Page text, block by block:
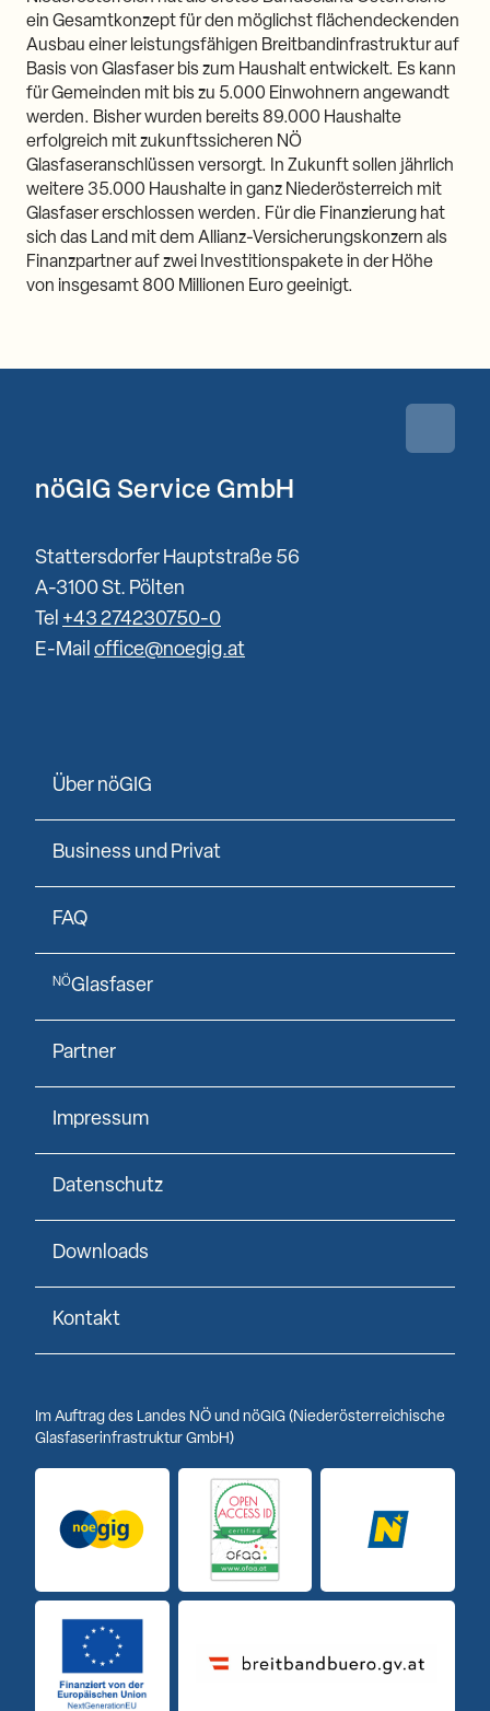
ein Gesamtkonzept für den möglichst flächendeckenden
Ausbau einer leistungsfähigen Breitbandinfrastruktur auf
Basis von Glasfaser bis zum Haushalt entwickelt. Es kann
für Gemeinden mit bis zu 5.000 Einwohnern angewandt
werden. Bisher wurden bereits 89.000 Haushalte
erfolgreich mit zukunftssicheren NÖ
Glasfaseranschlüssen versorgt. In Zukunft sollen jährlich
weitere 35.000 Haushalte in ganz Niederösterreich mit
Glasfaser erschlossen werden. Für die Finanzierung hat
sich das Land mit dem Allianz-Versicherungskonzern als
Finanzpartner auf zwei Investitionspakete in der Höhe
von insgesamt 800 Millionen Euro geeinigt.
nöGIG Service GmbH
Stattersdorfer Hauptstraße 56
A-3100 St. Pölten
Tel +43 274230750-0
E-Mail office@noegig.at
Über nöGIG
Business und Privat
FAQ
NÖGlasfaser
Partner
Impressum
Datenschutz
Downloads
Kontakt
Im Auftrag des Landes NÖ und nöGIG (Niederösterreichische
Glasfaserinfrastruktur GmbH)
Logo noeGIG Logo Open Access IDLogo
Finanziert von der Europäischen UnionBreitbandbuero Logo